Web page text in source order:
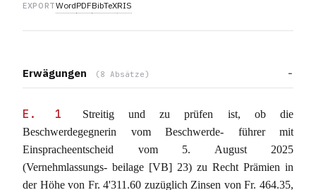
EXPORTWordPDFBibTeXRIS
Erwägungen (8 Absätze)
E. 1
Streitig und zu prüfen ist, ob die
Beschwerdegegnerin vom Beschwerde- führer mit
Einspracheentscheid vom 5. August 2025
(Vernehmlassungs- beilage [VB] 23) zu Recht Prämien in
der Höhe von Fr. 4'311.60 zuzüglich Zinsen von Fr. 464.35,